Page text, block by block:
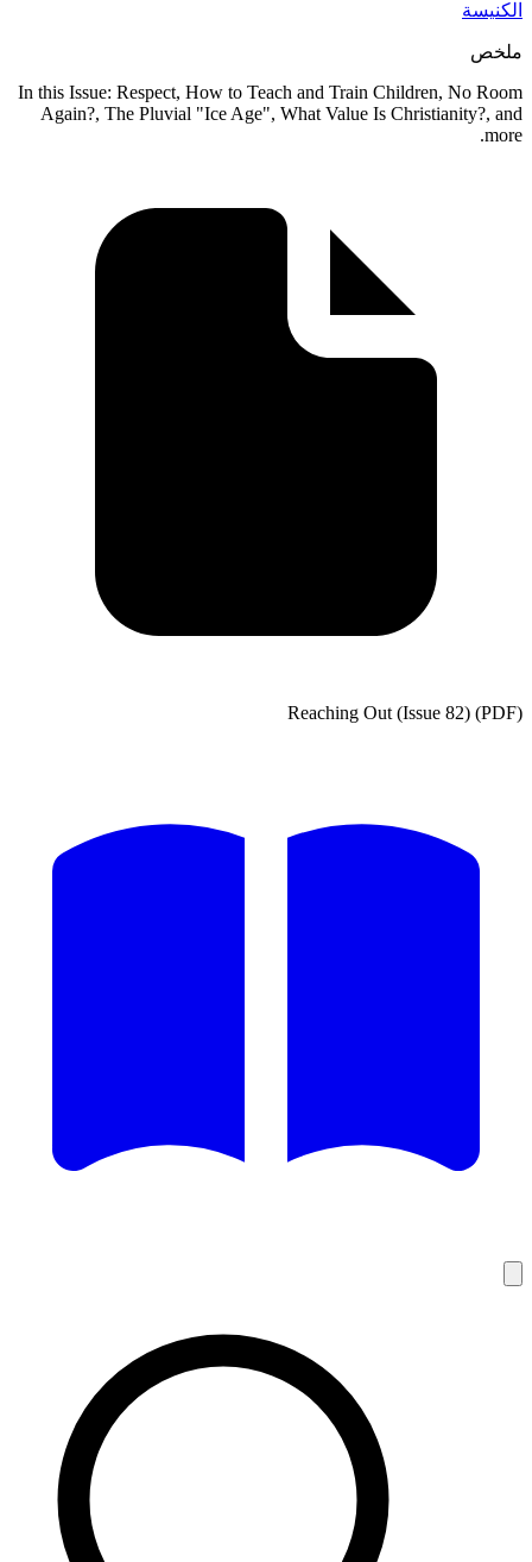
الكنيسة
ملخص
In this Issue: Respect, How to Teach and Train Children, No Room
Again?, The Pluvial "Ice Age", What Value Is Christianity?, and
more.
Reaching Out (Issue 82) (PDF)